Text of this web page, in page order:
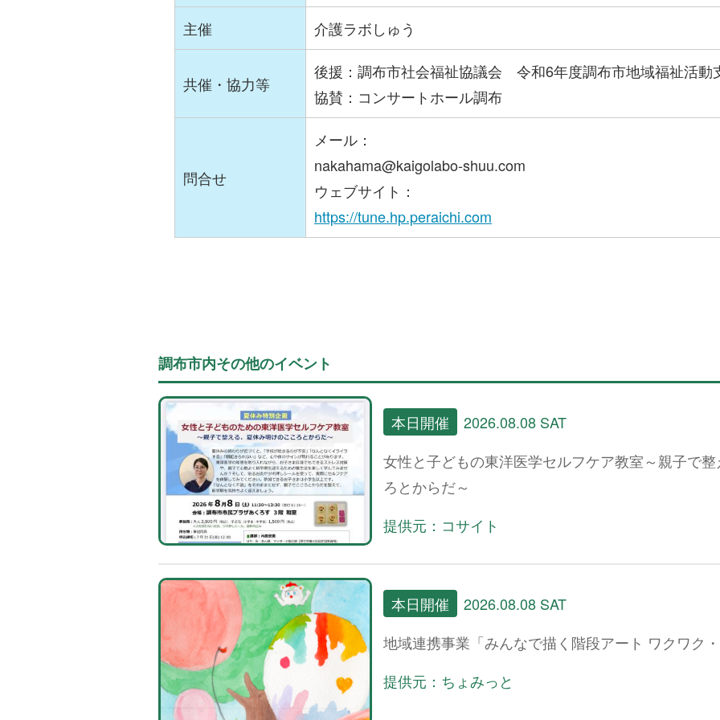
主催 介護ラボしゅう
共催・協力等
後援：調布市社会福祉協議会 令和6年度調布市地域福祉活動
協賛：コンサートホール調布
問合せ
メール：
nakahama@kaigolabo-shuu.com
ウェブサイト：
https://tune.hp.peraichi.com
調布市内その他のイベント
本日開催
2026.08.08 SAT
女性と子どもの東洋医学セルフケア教室～親子で
ろとからだ～
提供元：コサイト
本日開催
2026.08.08 SAT
地域連携事業「みんなで描く階段アート ワクワク
提供元：ちょみっと